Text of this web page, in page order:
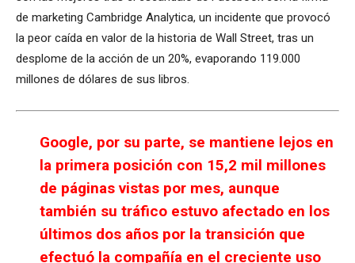
de marketing Cambridge Analytica, un incidente que provocó
la peor caída en valor de la historia de Wall Street, tras un
desplome de la acción de un 20%, evaporando 119.000
millones de dólares de sus libros.
Google, por su parte, se mantiene lejos en
la primera posición con 15,2 mil millones
de páginas vistas por mes, aunque
también su tráfico estuvo afectado en los
últimos dos años por la transición que
efectuó la compañía en el creciente uso